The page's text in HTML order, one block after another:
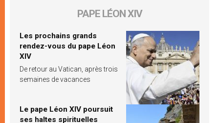
PAPE LÉON XIV
Les prochains grands
rendez-vous du pape Léon
XIV
De retour au Vatican, après trois
semaines de vacances
Le pape Léon XIV poursuit
ses haltes spirituelles